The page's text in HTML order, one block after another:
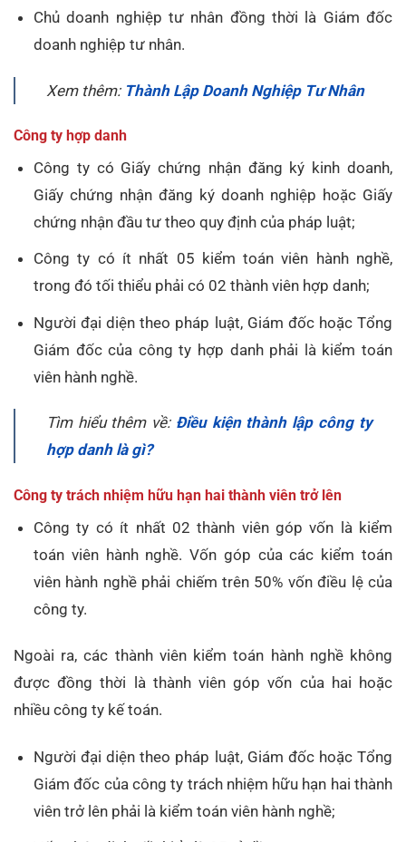
Chủ doanh nghiệp tư nhân đồng thời là Giám đốc
doanh nghiệp tư nhân.
Xem thêm: Thành Lập Doanh Nghiệp Tư Nhân
Công ty hợp danh
Công ty có Giấy chứng nhận đăng ký kinh doanh,
Giấy chứng nhận đăng ký doanh nghiệp hoặc Giấy
chứng nhận đầu tư theo quy định của pháp luật;
Công ty có ít nhất 05 kiểm toán viên hành nghề,
trong đó tối thiểu phải có 02 thành viên hợp danh;
Người đại diện theo pháp luật, Giám đốc hoặc Tổng
Giám đốc của công ty hợp danh phải là kiểm toán
viên hành nghề.
Tìm hiểu thêm về:Điều kiện thành lập công ty
hợp danh là gì?
Công ty trách nhiệm hữu hạn hai thành viên trở lên
Công ty có ít nhất 02 thành viên góp vốn là kiểm
toán viên hành nghề. Vốn góp của các kiểm toán
viên hành nghề phải chiếm trên 50% vốn điều lệ của
công ty.
Ngoài ra, các thành viên kiểm toán hành nghề không
được đồng thời là thành viên góp vốn của hai hoặc
nhiều công ty kế toán.
Người đại diện theo pháp luật, Giám đốc hoặc Tổng
Giám đốc của công ty trách nhiệm hữu hạn hai thành
viên trở lên phải là kiểm toán viên hành nghề;